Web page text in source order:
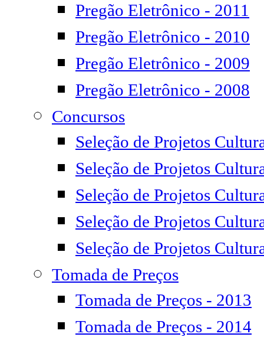
Pregão Eletrônico - 2011
Pregão Eletrônico - 2010
Pregão Eletrônico - 2009
Pregão Eletrônico - 2008
Concursos
Seleção de Projetos
Seleção de Projetos
Seleção de Projetos
Seleção de Projetos
Seleção de Projetos
Tomada de Preços
Tomada de Preços - 2013
Tomada de Preços - 2014